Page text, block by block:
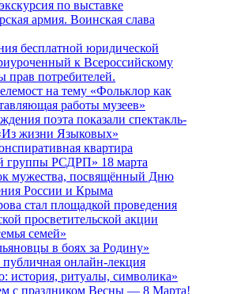
по выставке
армия. Воинская слава
бесплатной юридической
к Всероссийскому
прав потребителей.
на тему «Фольклор как
работы музеев»
поэта показали спектакль-
жизни Языковых»
квартира
группы РСДРП» 18 марта
мужества, посвящённый Дню
России и Крыма
стал площадкой проведения
просветительской акции
семей»
в боях за Родину»
публичная онлайн-лекция
история, ритуалы, символика»
с праздником Весны — 8 Марта!